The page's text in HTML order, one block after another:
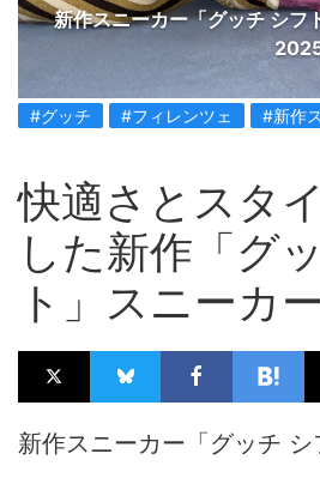
新作スニーカー「グッチ シフ
#グッチ #フィレンツェ #新作
快適さとスタ
した新作「グ
ト」スニーカ
新作スニーカー「グッチ シ